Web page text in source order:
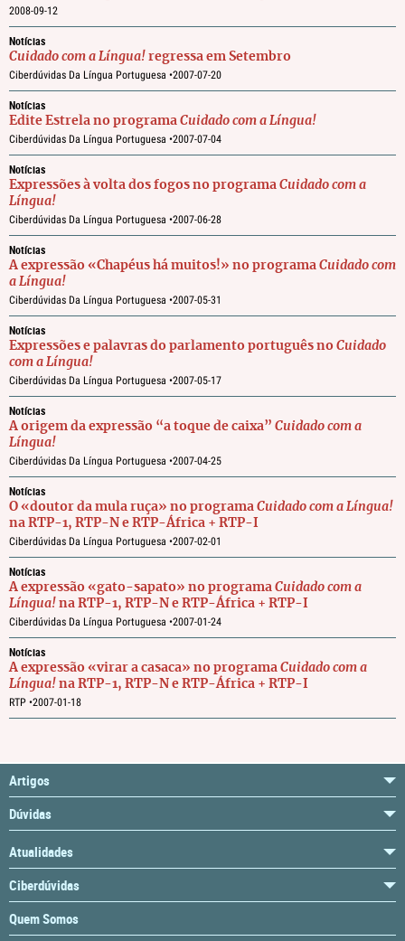
2008-09-12
Notícias
Cuidado com a Língua! regressa em Setembro
Ciberdúvidas Da Língua Portuguesa •2007-07-20
Notícias
Edite Estrela no programa Cuidado com a Língua!
Ciberdúvidas Da Língua Portuguesa •2007-07-04
Notícias
Expressões à volta dos fogos no programa Cuidado com a
Língua!
Ciberdúvidas Da Língua Portuguesa •2007-06-28
Notícias
A expressão «Chapéus há muitos!» no programa Cuidado com
a Língua!
Ciberdúvidas Da Língua Portuguesa •2007-05-31
Notícias
Expressões e palavras do parlamento português no Cuidado
com a Língua!
Ciberdúvidas Da Língua Portuguesa •2007-05-17
Notícias
A origem da expressão “a toque de caixa” Cuidado com a
Língua!
Ciberdúvidas Da Língua Portuguesa •2007-04-25
Notícias
O «doutor da mula ruça» no programa Cuidado com a Língua!
na RTP-1, RTP-N e RTP-África + RTP-I
Ciberdúvidas Da Língua Portuguesa •2007-02-01
Notícias
A expressão «gato-sapato» no programa Cuidado com a
Língua! na RTP-1, RTP-N e RTP-África + RTP-I
Ciberdúvidas Da Língua Portuguesa •2007-01-24
Notícias
A expressão «virar a casaca» no programa Cuidado com a
Língua! na RTP-1, RTP-N e RTP-África + RTP-I
RTP •2007-01-18
Artigos
Dúvidas
Atualidades
Ciberdúvidas
Quem Somos